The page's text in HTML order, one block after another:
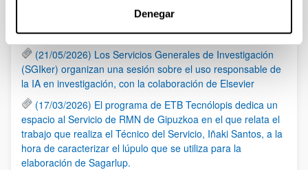
Denegar
(21/05/2026) Los Servicios Generales de Investigación
(SGIker) organizan una sesión sobre el uso responsable de
la IA en investigación, con la colaboración de Elsevier
(17/03/2026) El programa de ETB Tecnólopis dedica un
espacio al Servicio de RMN de Gipuzkoa en el que relata el
trabajo que realiza el Técnico del Servicio, Iñaki Santos, a la
hora de caracterizar el lúpulo que se utiliza para la
elaboración de Sagarlup.